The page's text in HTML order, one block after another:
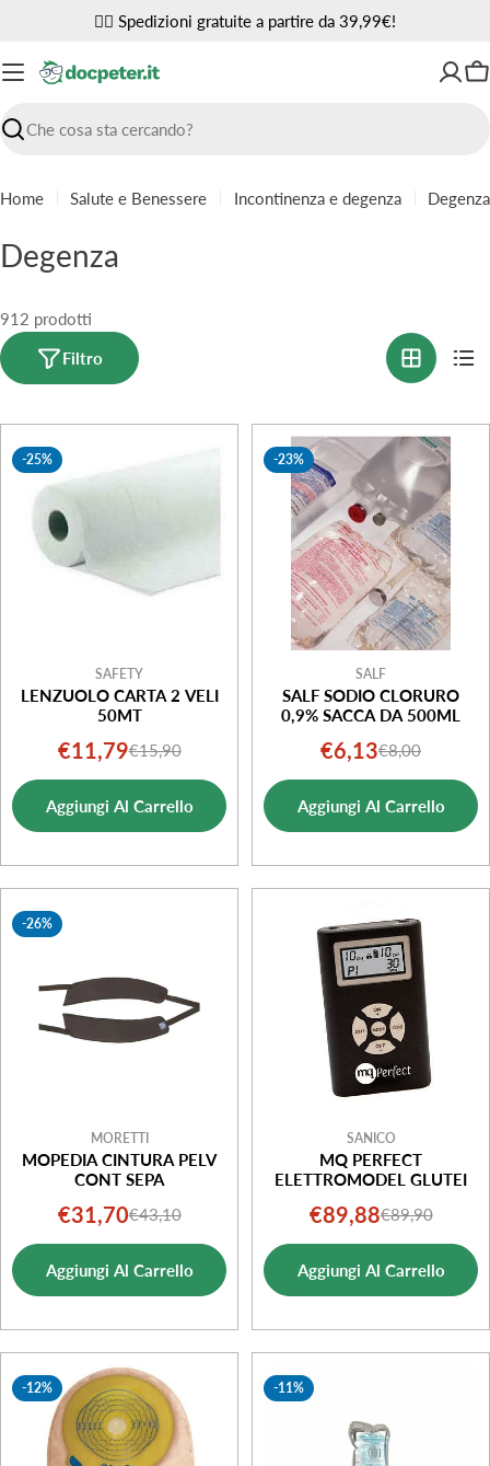
contenuto
✌🏼 Spedizioni gratuite a partire da 39,99€!
Ricerca
Home Salute e Benessere Incontinenza e degenza Degenza
C
l
l
z
Degenza
912 prodotti
Filtro
-25%
SAFETY
LENZUOLO CARTA 2 VELI
50MT
Prezzo
di
vendita
€11,79Prezzo
normale
€15,90
Aggiungi Al Carrello
-23%
SALF
SALF SODIO CLORURO
0,9% SACCA DA 500ML
Prezzo
di
vendita
€6,13Prezzo
normale
€8,00
Aggiungi Al Carrello
-26%
MORETTI
MOPEDIA CINTURA PELV
CONT SEPA
Prezzo
di
vendita
€31,70Prezzo
normale
€43,10
Aggiungi Al Carrello
SANICO
MQ PERFECT
ELETTROMODEL GLUTEI
Prezzo
di
vendita
€89,88Prezzo
normale
€89,90
Aggiungi Al Carrello
-12% -11%